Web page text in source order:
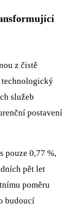
z čistě
služeb
postavení
0,77 %,
pět let
poměru
budoucí